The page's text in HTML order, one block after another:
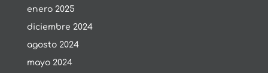
enero 2025
diciembre 2024
agosto 2024
mayo 2024